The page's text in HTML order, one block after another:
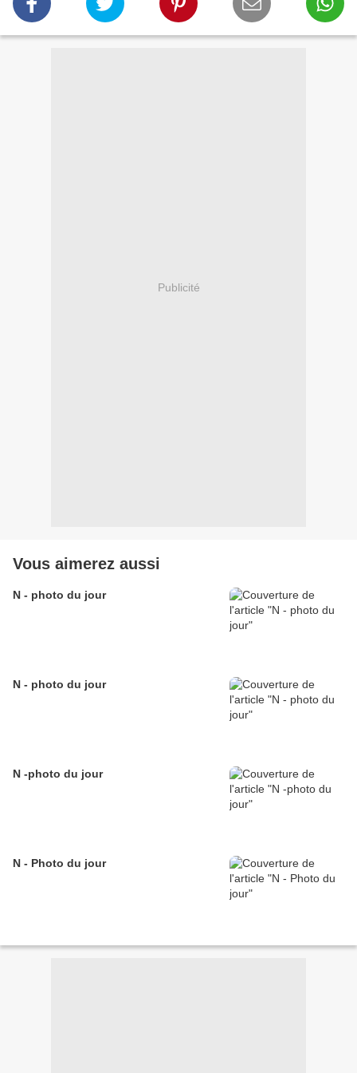
Publicité
Vous aimerez aussi
N - photo du jour
N - photo du jour
N -photo du jour
N - Photo du jour